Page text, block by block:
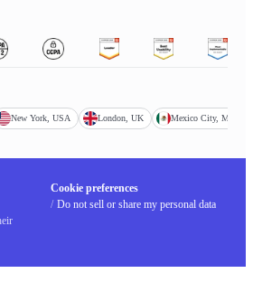
New York, USA London, UK Mexico City, Mexiko
Cookie preferences
/ Do not sell or share my personal data